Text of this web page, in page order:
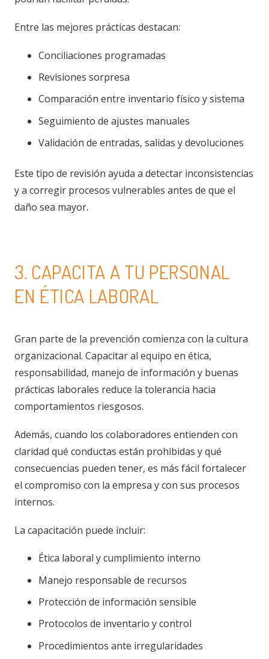
Entre las mejores prácticas destacan:
Conciliaciones programadas
Revisiones sorpresa
Comparación entre inventario físico y sistema
Seguimiento de ajustes manuales
Validación de entradas, salidas y devoluciones
Este tipo de revisión ayuda a detectar inconsistencias
y a corregir procesos vulnerables antes de que el
daño sea mayor.
3. CAPACITA A TU PERSONAL
EN ÉTICA LABORAL
Gran parte de la prevención comienza con la cultura
organizacional. Capacitar al equipo en ética,
responsabilidad, manejo de información y buenas
prácticas laborales reduce la tolerancia hacia
comportamientos riesgosos.
Además, cuando los colaboradores entienden con
claridad qué conductas están prohibidas y qué
consecuencias pueden tener, es más fácil fortalecer
el compromiso con la empresa y con sus procesos
internos.
La capacitación puede incluir:
Ética laboral y cumplimiento interno
Manejo responsable de recursos
Protección de información sensible
Protocolos de inventario y control
Procedimientos ante irregularidades